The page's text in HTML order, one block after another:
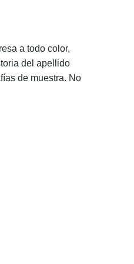
a todo color,
del apellido
de muestra. No